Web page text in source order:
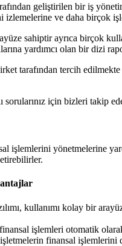
geliştirilen bir iş
ve daha birçok
sahiptir ayrıca birçok
yardımcı olan bir dizi
tarafından tercih
sorularınız için bizleri takip
işlemlerini yönetmelerine
kullanımı kolay bir
işlemleri otomatik
finansal